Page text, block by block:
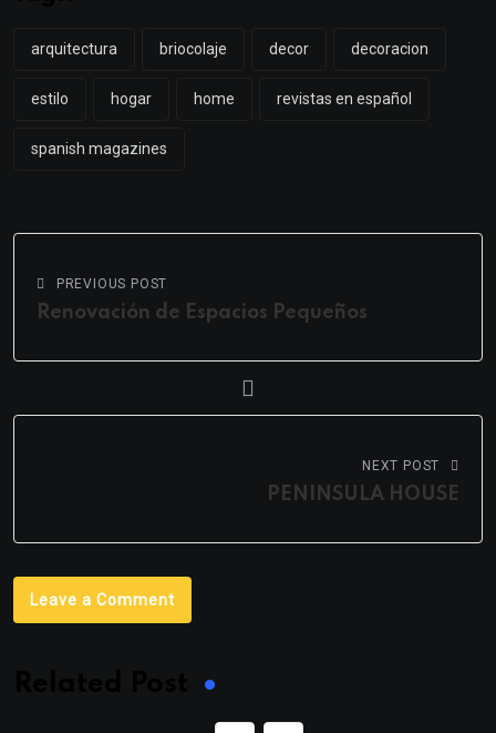
arquitectura briocolaje decor decoracion
estilo hogar home revistas en español
spanish magazines
PREVIOUS POST
Renovación de Espacios Pequeños
NEXT POST
PENINSULA HOUSE
Leave a Comment